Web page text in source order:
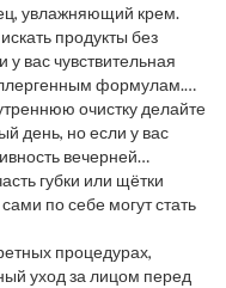
увлажняющий крем.
продукты без
у вас чувствительная
формулам.
(non-comedogenic)
очистку делайте
день, но если у вас
вечерней
её более мягким
губки или щётки
по себе могут стать
процедурах,
уход за лицом перед